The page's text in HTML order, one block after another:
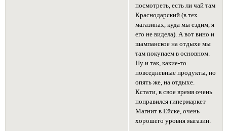
посмотреть, есть ли чай там
Краснодарский (в тех
магазинах, куда мы ездим, я
его не видела). А вот вино и
шампанское на отдыхе мы
там покупаем в основном.
Ну и так, какие-то
повседневные продукты, но
опять же, на отдыхе.
Кстати, в свое время очень
понравился гипермаркет
Магнит в Ейске, очень
хорошего уровня магазин.